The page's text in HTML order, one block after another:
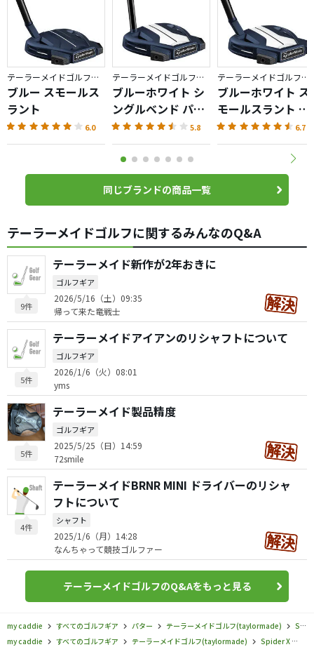
テーラーメイドゴルフ／Spider X
ブルー スモールス
ラント
6.0
テーラーメイドゴルフ／Spider X
ブルーホワイト シ
ングルベンド パタ
ー
5.8
テーラーメイドゴルフ／Spider X
ブルーホワイト ス
モールスラント ボ
ール
6.7
同じブランドの商品一覧
テーラーメイドゴルフに関するみんなのQ&A
9件
テーラーメイド新作が2年おきに
ゴルフギア
2026/5/16（土）09:35
帰って来た竜戦士
5件
テーラーメイドアイアンのリシャフトについて
ゴルフギア
2026/1/6（火）08:01
yms
5件
テーラーメイド製品精度
ゴルフギア
2025/5/25（日）14:59
72smile
4件
テーラーメイドBRNR MINI ドライバーのリシャ
フトについて
シャフト
2025/1/6（月）14:28
なんちゃって競技ゴルファー
テーラーメイドゴルフのQ&Aをもっと見る
my caddie すべてのゴルフギア パター テーラーメイドゴルフ(taylormade)
Spider X
my caddie
すべてのゴルフギア テーラーメイドゴルフ(taylormade) Spider X